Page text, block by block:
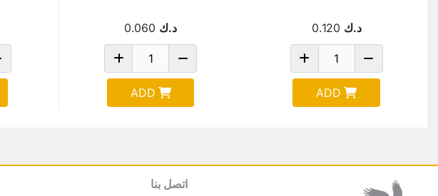
د.ك 0.120
ADD
د.ك 0.060
ADD
اتصل بنا